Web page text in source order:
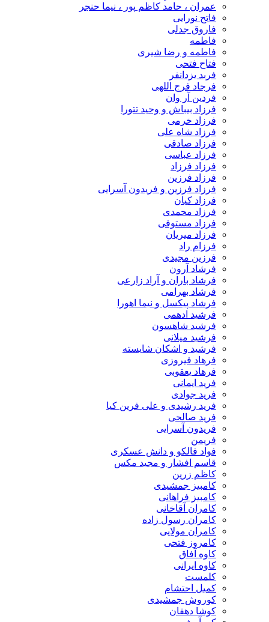
عمران ، حامد کاظم پور ، نیما حنجر
فاتح نورایی
فاروق جدلی
فاطمه
فاطمه و رضا شیری
فتاح فتحی
فربد یزدانفر
فرجاد فرج اللهی
فردین آر وان
فرزاد بیباش و وحید تتورا
فرزاد خرمی
فرزاد شاه علی
فرزاد صادقی
فرزاد عباسی
فرزاد فرزاد
فرزاد فرزین
فرزاد فرزین و فریدون آسرایی
فرزاد کیان
فرزاد محمدی
فرزاد مستوفی
فرزاد میریان
فرزام راد
فرزین مجیدی
فرشاد آرون
فرشاد باران و آراد زارعی
فرشاد بهرامی
فرشاد پیکسل و نیما اهورا
فرشید ادهمی
فرشید شاهسون
فرشید میلانی
فرشید و اشکان شایسته
فرهاد فیروزی
فرهاد یعقوبی
فرید ایمانی
فرید جوادی
فرید رشیدی و علی فرین کیا
فرید صالحی
فریدون آسرایی
فریمن
فواد فالکو و دانش عسکری
قاسم افشار و مجید مکس
کاظم زرین
کامبیز جمشیدی
کامبیز فراهانی
کامران آقاخانی
کامران رسول زاده
کامران مولایی
کامروز فتحی
کاوه آفاق
کاوه ایرانی
کلمست
کمیل احتشام
کوروش جمشیدی
کوشا دهقان